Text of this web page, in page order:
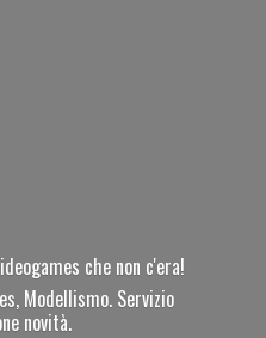
che non c'era!
Modellismo. Servizio
novità.